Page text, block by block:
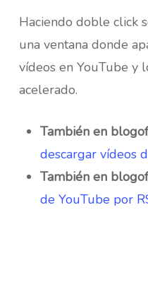
Haciendo doble click
una ventana donde
vídeos en YouTube y
acelerado.
También en
descargar vídeos
También en
de YouTube por